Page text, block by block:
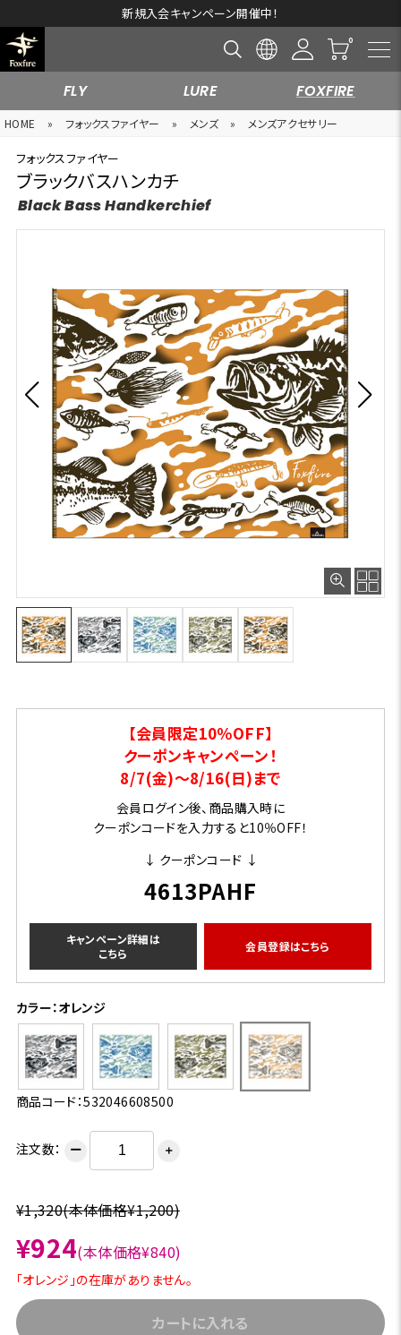
新規入会キャンペーン開催中！
FLY LURE FOXFIRE
HOME » フォックスファイヤー » メンズ » メンズアクセサリー
フォックスファイヤー
ブラックバスハンカチ
Black Bass Handkerchief
【会員限定10％OFF】
クーポンキャンペーン！
8/7(金)～8/16(日)まで
会員ログイン後、商品購入時に
クーポンコードを入力すると10％OFF！
↓ クーポンコード ↓
4613PAHF
キャンペーン詳細は
こちら
会員登録はこちら
カラー：オレンジ
商品コード：532046608500
注文数： ー ＋
¥1,320(本体価格¥1,200)
¥924(本体価格¥840)
「オレンジ」の在庫がありません。
カートに入れる